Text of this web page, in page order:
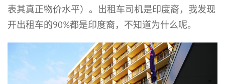
表其真正物价水平）。出租车司机是印度裔，我发现
开出租车的90%都是印度裔，不知道为什么呢。